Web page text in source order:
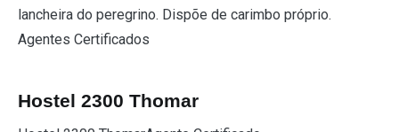
lancheira do peregrino. Dispõe de carimbo próprio.
Agentes Certificados
Hostel 2300 Thomar